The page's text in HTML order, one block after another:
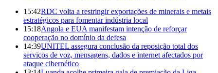
15:42RDC volta a restringir exportações de minerais e metais
estratégicos para fomentar indústria local
15:18Angola e EUA manifestam intenção de reforçar
cooperação no domínio da defesa
14:39UNITEL assegura conclusão da reposição total dos
serviços de voz, mensagens, dados e internet afectados por
ataque cibernético